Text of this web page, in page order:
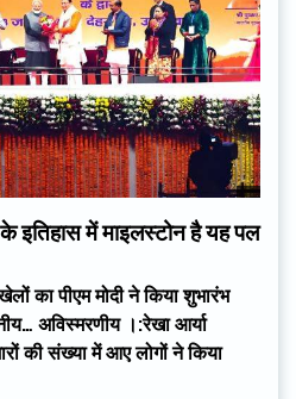
इतिहास में माइलस्टोन है यह पल
का पीएम मोदी ने किया शुभारंभ
अविस्मरणीय ।:रेखा आर्या
की संख्या में आए लोगों ने किया